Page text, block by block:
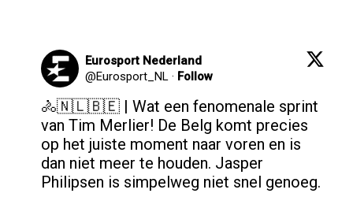
Eurosport Nederland
@Eurosport_NL · Follow
🚴🇳🇱🇧🇪 | Wat een fenomenale sprint
van Tim Merlier! De Belg komt precies
op het juiste moment naar voren en is
dan niet meer te houden. Jasper
Philipsen is simpelweg niet snel genoeg.